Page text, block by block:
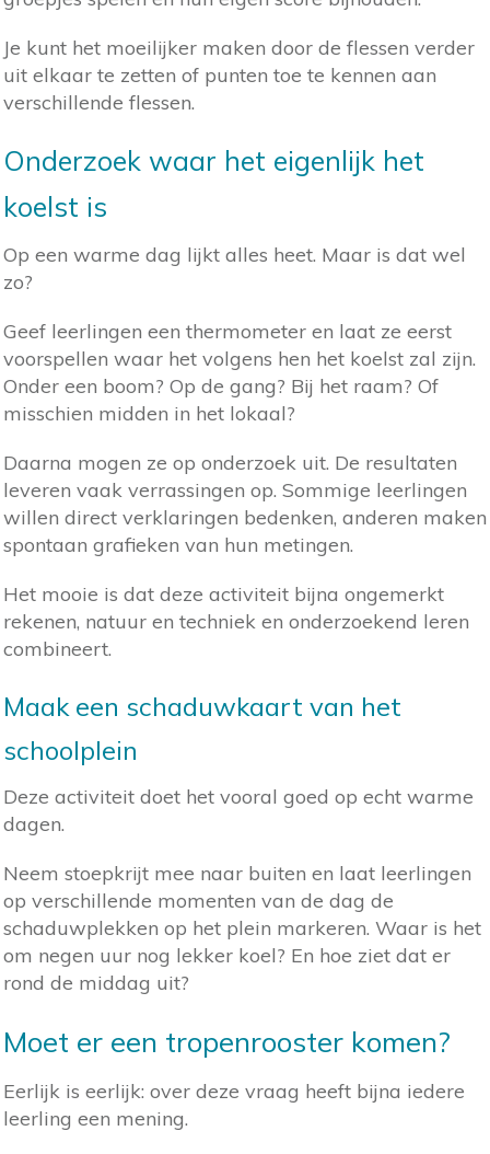
Je kunt het moeilijker maken door de flessen verder
uit elkaar te zetten of punten toe te kennen aan
verschillende flessen.
Onderzoek waar het eigenlijk het
koelst is
Op een warme dag lijkt alles heet. Maar is dat wel
zo?
Geef leerlingen een thermometer en laat ze eerst
voorspellen waar het volgens hen het koelst zal zijn.
Onder een boom? Op de gang? Bij het raam? Of
misschien midden in het lokaal?
Daarna mogen ze op onderzoek uit. De resultaten
leveren vaak verrassingen op. Sommige leerlingen
willen direct verklaringen bedenken, anderen maken
spontaan grafieken van hun metingen.
Het mooie is dat deze activiteit bijna ongemerkt
rekenen, natuur en techniek en onderzoekend leren
combineert.
Maak een schaduwkaart van het
schoolplein
Deze activiteit doet het vooral goed op echt warme
dagen.
Neem stoepkrijt mee naar buiten en laat leerlingen
op verschillende momenten van de dag de
schaduwplekken op het plein markeren. Waar is het
om negen uur nog lekker koel? En hoe ziet dat er
rond de middag uit?
Moet er een tropenrooster komen?
Eerlijk is eerlijk: over deze vraag heeft bijna iedere
leerling een mening.